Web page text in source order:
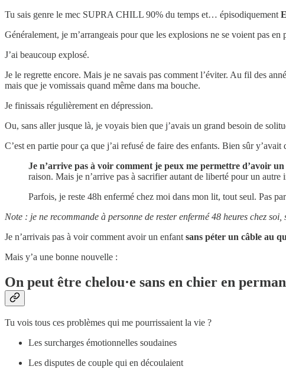
Tu sais genre le mec SUPRA CHILL 90% du temps et… épisodiquement
Généralement, je m’arrangeais pour que les explosions ne se voient pas
J’ai beaucoup explosé.
Je le regrette encore. Mais je ne savais pas comment l’éviter. Au fil des
mais que je vomissais quand même dans ma bouche.
Je finissais régulièrement en dépression.
Ou, sans aller jusque là, je voyais bien que j’avais un grand besoin de
C’est en partie pour ça que j’ai refusé de faire des enfants. Bien sûr
Je n’arrive pas à voir comment je peux me permettre d’avoir
raison. Mais je n’arrive pas à sacrifier autant de liberté pour un autre
Parfois, je reste 48h enfermé chez moi dans mon lit, tout seul. Pas
Note : je ne recommande à personne de rester enfermé 48 heures chez
Je n’arrivais pas à voir comment avoir un enfant sans péter un câble au
Mais y’a une bonne nouvelle :
On peut être chelou·e sans en chier en
Tu vois tous ces problèmes qui me pourrissaient la vie ?
Les surcharges émotionnelles soudaines
Les disputes de couple qui en découlaient